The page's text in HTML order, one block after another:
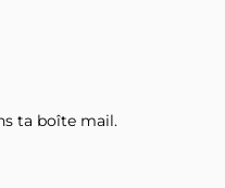
ta boîte mail.